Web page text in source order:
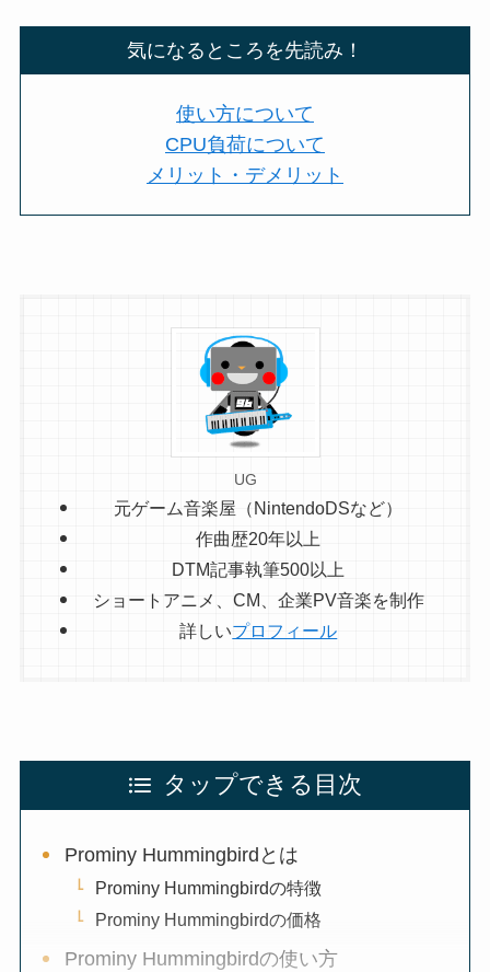
気になるところを先読み！
使い方について
CPU負荷について
メリット・デメリット
UG
元ゲーム音楽屋（NintendoDSなど）
作曲歴20年以上
DTM記事執筆500以上
ショートアニメ、CM、企業PV音楽を制作
詳しいプロフィール
タップできる目次
Prominy Hummingbirdとは
Prominy Hummingbirdの特徴
Prominy Hummingbirdの価格
Prominy Hummingbirdの使い方